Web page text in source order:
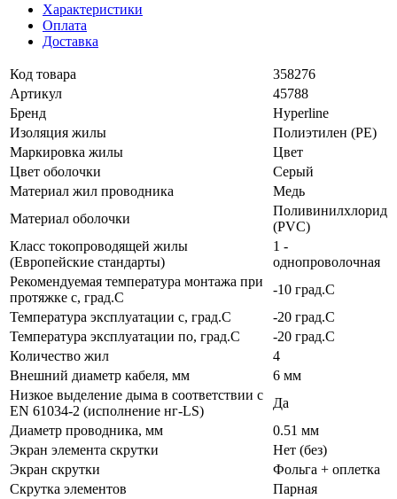
Характеристики
Оплата
Доставка
Код товара
358276
Артикул
45788
Бренд
Hyperline
Изоляция жилы
Полиэтилен (PE)
Маркировка жилы
Цвет
Цвет оболочки
Серый
Материал жил проводника
Медь
Материал оболочки
Поливинилхлорид
(PVC)
Класс токопроводящей жилы
(Европейские стандарты)
1 -
однопроволочная
Рекомендуемая температура монтажа при
протяжке с, град.C
-10 град.C
Температура эксплуатации с, град.C
-20 град.C
Температура эксплуатации по, град.C
-20 град.C
Количество жил
4
Внешний диаметр кабеля, мм
6 мм
Низкое выделение дыма в соответствии с
EN 61034-2 (исполнение нг-LS)
Да
Диаметр проводника, мм
0.51 мм
Экран элемента скрутки
Нет (без)
Экран скрутки
Фольга + оплетка
Скрутка элементов
Парная